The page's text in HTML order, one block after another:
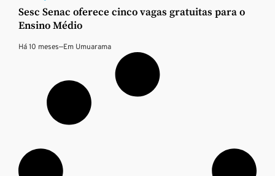
Sesc Senac oferece cinco vagas gratuitas para o
Ensino Médio
Há 10 meses—Em Umuarama